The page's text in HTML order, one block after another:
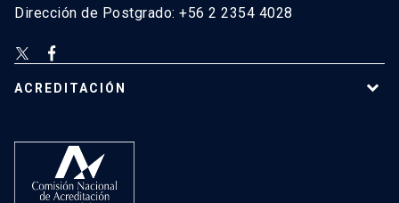
Dirección de Postgrado: +56 2 2354 4028
ACREDITACIÓN